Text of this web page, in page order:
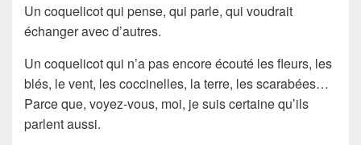
Un coquelicot qui pense, qui parle, qui voudrait
échanger avec d’autres.
Un coquelicot qui n’a pas encore écouté les fleurs, les
blés, le vent, les coccinelles, la terre, les scarabées…
Parce que, voyez-vous, moi, je suis certaine qu’ils
parlent aussi.